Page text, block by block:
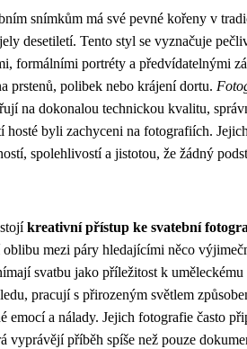
snímkům má své pevné kořeny v
desetiletí. Tento styl se vyznačuje
formálními portréty a předvídatelnými
prstenů, polibek nebo krájení dortu.
na dokonalou technickou kvalitu,
hosté byli zachyceni na fotografiích.
spolehlivostí a jistotou, že žádný
kreativní přístup ke svatební
oblibu mezi páry hledajícími něco
svatbu jako příležitost k
pracují s přirozeným světlem
emocí a nálady. Jejich fotografie často
vyprávějí příběh spíše než pouze